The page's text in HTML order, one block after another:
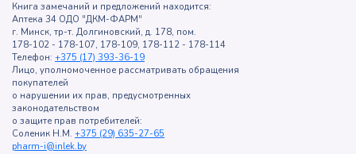
Книга замечаний и предложений находится:
Аптека 34 ОДО "ДКМ-ФАРМ"
г. Минск, тр-т. Долгиновский, д. 178, пом.
178-102 - 178-107, 178-109, 178-112 - 178-114
Телефон: +375 (17) 393-36-19
Лицо, уполномоченное рассматривать обращения
покупателей
о нарушении их прав, предусмотренных
законодательством
о защите прав потребителей:
Соленик Н.М. +375 (29) 635-27-65
pharm-i@inlek.by